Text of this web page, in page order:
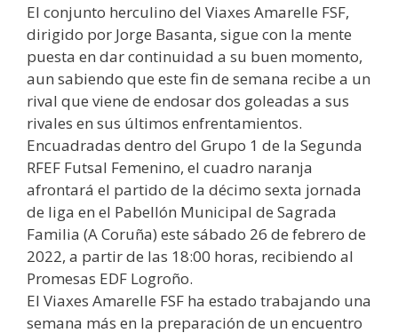
El conjunto herculino del Viaxes Amarelle FSF,
dirigido por Jorge Basanta, sigue con la mente
puesta en dar continuidad a su buen momento,
aun sabiendo que este fin de semana recibe a un
rival que viene de endosar dos goleadas a sus
rivales en sus últimos enfrentamientos.
Encuadradas dentro del Grupo 1 de la Segunda
RFEF Futsal Femenino, el cuadro naranja
afrontará el partido de la décimo sexta jornada
de liga en el Pabellón Municipal de Sagrada
Familia (A Coruña) este sábado 26 de febrero de
2022, a partir de las 18:00 horas, recibiendo al
Promesas EDF Logroño.
El Viaxes Amarelle FSF ha estado trabajando una
semana más en la preparación de un encuentro